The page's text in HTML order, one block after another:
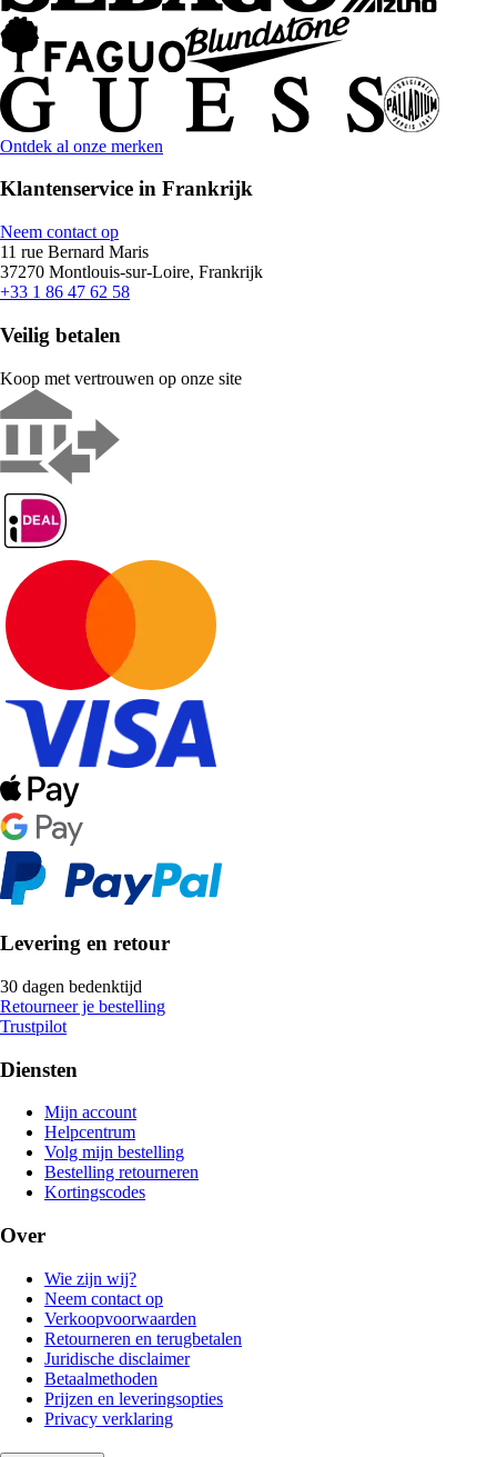
Ontdek al onze merken
Klantenservice in Frankrijk
Neem contact op
11 rue Bernard Maris
37270 Montlouis-sur-Loire, Frankrijk
+33 1 86 47 62 58
Veilig betalen
Koop met vertrouwen op onze site
Levering en retour
30 dagen bedenktijd
Retourneer je bestelling
Trustpilot
Diensten
Mijn account
Helpcentrum
Volg mijn bestelling
Bestelling retourneren
Kortingscodes
Over
Wie zijn wij?
Neem contact op
Verkoopvoorwaarden
Retourneren en terugbetalen
Juridische disclaimer
Betaalmethoden
Prijzen en leveringsopties
Privacy verklaring